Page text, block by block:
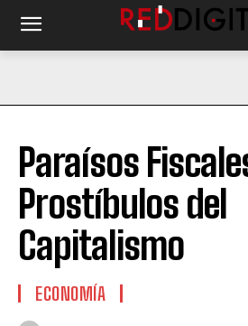
Paraísos
Prostíbulos del
Capitalismo
ECONOMÍA